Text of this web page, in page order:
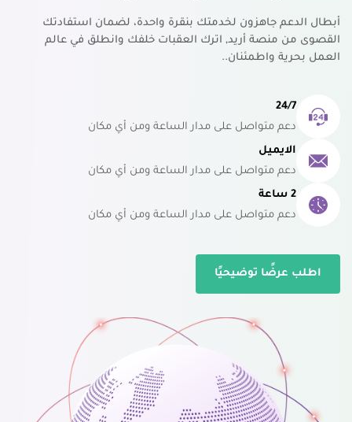
أبطال الدعم جاهزون لخدمتك بنقرة واحدة، لضمان استفادتك
القصوى من منصة أريد, اترك العقبات خلفك وانطلق في عالم
العمل بحرية واطمئنان..
24/7
دعم متواصل على مدار الساعة ومن أي مكان
الايميل
دعم متواصل على مدار الساعة ومن أي مكان
2 ساعة
دعم متواصل على مدار الساعة ومن أي مكان
اطلب عرضًا توضيحيًا